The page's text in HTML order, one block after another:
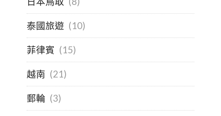
泰國旅遊 (10)
菲律賓 (15)
越南 (21)
郵輪 (3)